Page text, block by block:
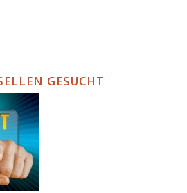
GESUCHT